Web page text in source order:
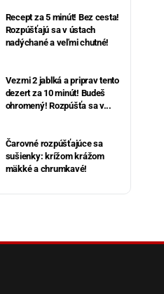
Recept za 5 minút! Bez cesta!
Rozpúšťajú sa v ústach
nadýchané a veľmi chutné!
Vezmi 2 jablká a priprav tento
dezert za 10 minút! Budeš
ohromený! Rozpúšťa sa v...
Čarovné rozpúšťajúce sa
sušienky: krížom krážom
mäkké a chrumkavé!